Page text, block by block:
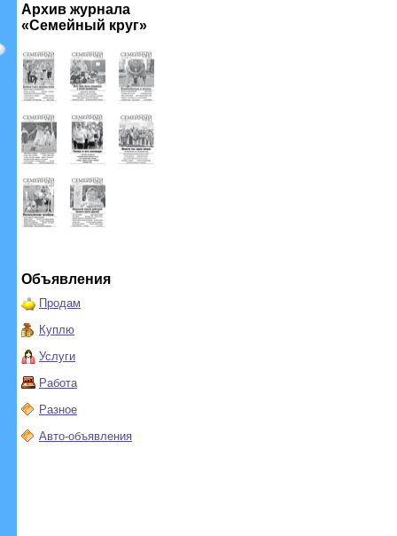
Архив журнала
«Семейный круг»
Объявления
Продам
Куплю
Услуги
Работа
Разное
Авто-объявления